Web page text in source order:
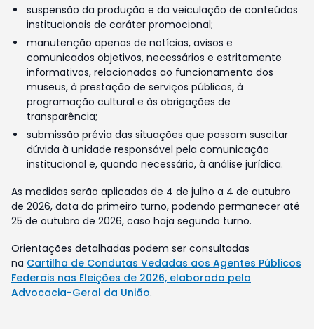
suspensão da produção e da veiculação de conteúdos
institucionais de caráter promocional;
manutenção apenas de notícias, avisos e
comunicados objetivos, necessários e estritamente
informativos, relacionados ao funcionamento dos
museus, à prestação de serviços públicos, à
programação cultural e às obrigações de
transparência;
submissão prévia das situações que possam suscitar
dúvida à unidade responsável pela comunicação
institucional e, quando necessário, à análise jurídica.
As medidas serão aplicadas de 4 de julho a 4 de outubro
de 2026, data do primeiro turno, podendo permanecer até
25 de outubro de 2026, caso haja segundo turno.
Orientações detalhadas podem ser consultadas
na Cartilha de Condutas Vedadas aos Agentes Públicos
Federais nas Eleições de 2026, elaborada pela
Advocacia-Geral da União.